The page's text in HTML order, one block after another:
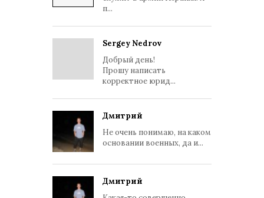
п...
Sergey Nedrov
Добрый день!
Прошу написать
корректное юрид...
Дмитрий
Не очень понимаю, на каком
основании военных, да и...
Дмитрий